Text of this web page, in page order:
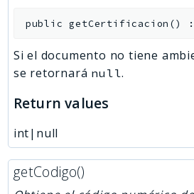
public getCertificacion () :
Si el documento no tiene
se retornará null.
Return values
int|null
getCodigo()